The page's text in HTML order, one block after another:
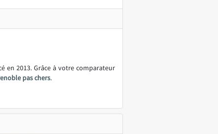
en 2013. Grâce à votre comparateur
pas chers.